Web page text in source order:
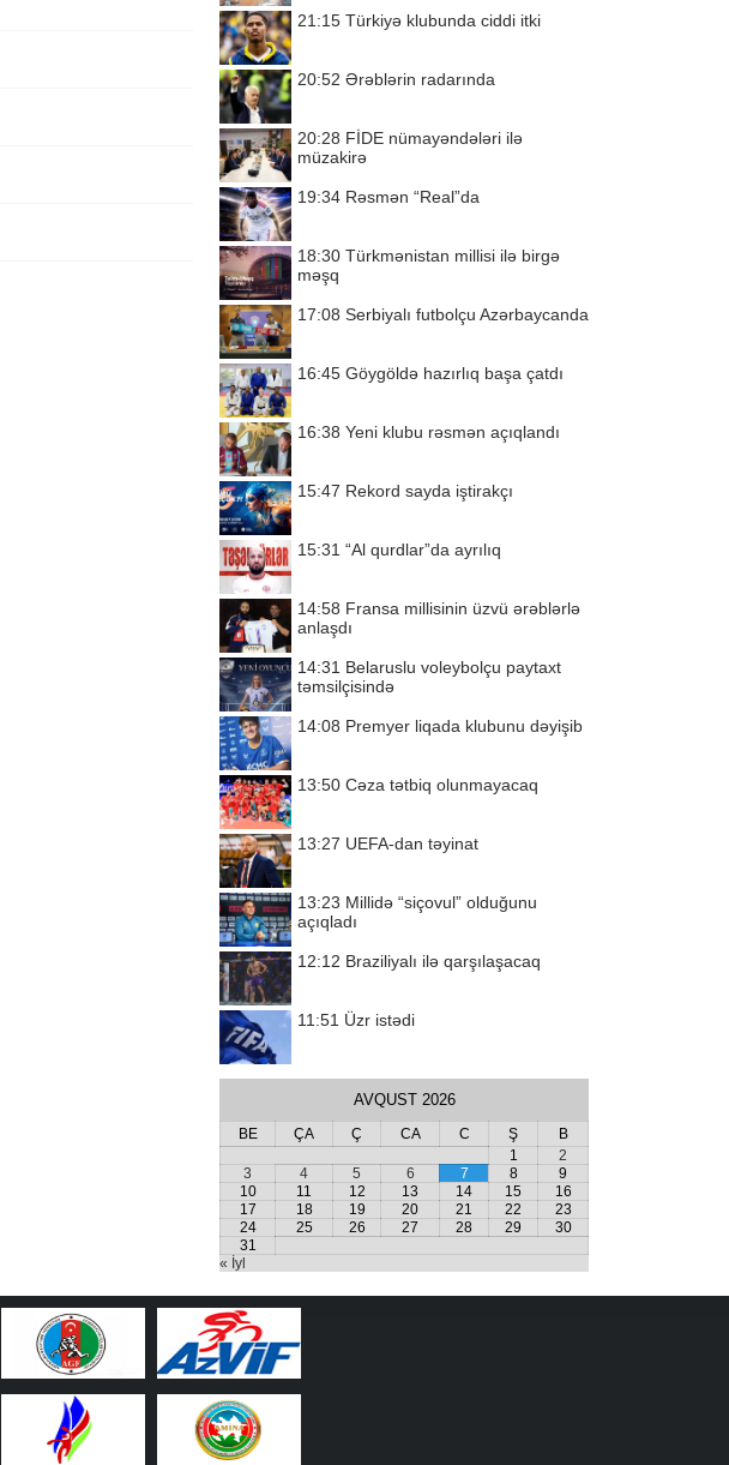
21:15 Türkiyə klubunda ciddi itki
20:52 Ərəblərin radarında
20:28 FİDE nümayəndələri ilə
müzakirə
19:34 Rəsmən “Real”da
18:30 Türkmənistan millisi ilə birgə
məşq
17:08 Serbiyalı futbolçu Azərbaycanda
16:45 Göygöldə hazırlıq başa çatdı
16:38 Yeni klubu rəsmən açıqlandı
15:47 Rekord sayda iştirakçı
15:31 “Al qurdlar”da ayrılıq
14:58 Fransa millisinin üzvü ərəblərlə
anlaşdı
14:31 Belaruslu voleybolçu paytaxt
təmsilçisində
14:08 Premyer liqada klubunu dəyişib
13:50 Cəza tətbiq olunmayacaq
13:27 UEFA-dan təyinat
13:23 Millidə “siçovul” olduğunu
açıqladı
12:12 Braziliyalı ilə qarşılaşacaq
11:51 Üzr istədi
AVQUST 2026
BE ÇA Ç CA C Ş
B
1
2
3
4 5 6 7 8
9
10
11 12 13 14 15
16
17
18 19 20 21 22
23
24
25 26 27 28 29
30
31
« İyl